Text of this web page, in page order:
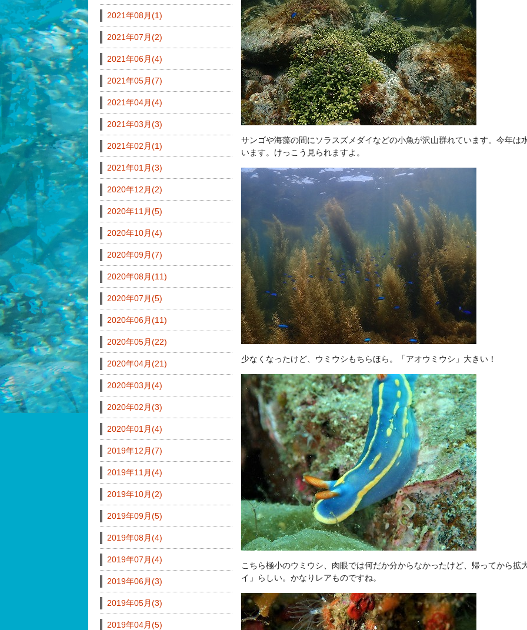
サンゴや海藻の間にソラスズメダイなどの小魚が沢山群れています。今年は
います。けっこう見られますよ。
少なくなったけど、ウミウシもちらほら。「アオウミウシ」大きい！
こちら極小のウミウシ、肉眼では何だか分からなかったけど、帰ってから拡
イ」らしい。かなりレアものですね。
2021年08月(1)
2021年07月(2)
2021年06月(4)
2021年05月(7)
2021年04月(4)
2021年03月(3)
2021年02月(1)
2021年01月(3)
2020年12月(2)
2020年11月(5)
2020年10月(4)
2020年09月(7)
2020年08月(11)
2020年07月(5)
2020年06月(11)
2020年05月(22)
2020年04月(21)
2020年03月(4)
2020年02月(3)
2020年01月(4)
2019年12月(7)
2019年11月(4)
2019年10月(2)
2019年09月(5)
2019年08月(4)
2019年07月(4)
2019年06月(3)
2019年05月(3)
2019年04月(5)